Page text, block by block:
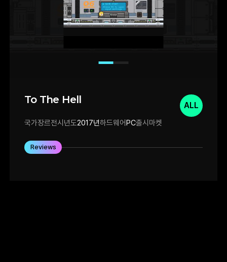
ALL
To The Hell
국가장르전시년도2017년하드웨어 PC출시마켓
Reviews